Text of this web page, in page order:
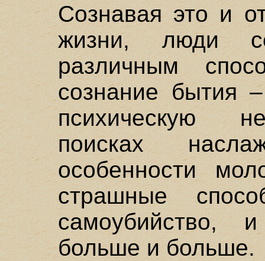
Сознавая это и
жизни, люди
различным
сознание бытия
психическую
поисках
особенности
страшные
самоубийство,
больше и больше.